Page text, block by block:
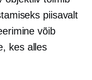
piisavalt
võib
kes alles